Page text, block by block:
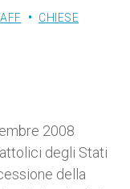
CHIESE
2008
degli Stati
della